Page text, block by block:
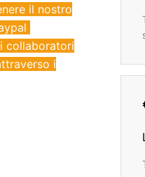
il nostro
collaboratori
i